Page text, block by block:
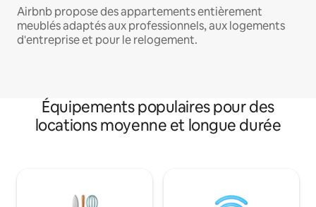
Airbnb propose des appartements entièrement
meublés adaptés aux professionnels, aux logements
d'entreprise et pour le relogement.
Équipements populaires pour des
locations moyenne et longue durée